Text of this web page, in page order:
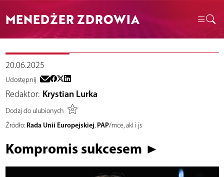
MENEDŻER ZDROWIA
20.06.2025
Udostępnij
Redaktor: Krystian Lurka
Dodaj do ulubionych
Źródło: Rada Unii Europejskiej, PAP/mce, akl i js
Kompromis sukcesem ►